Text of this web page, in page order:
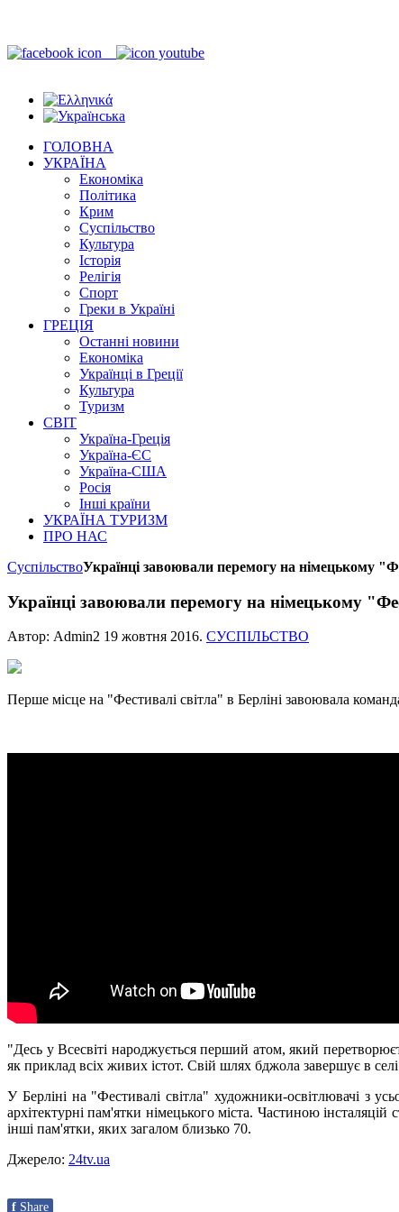
ГОЛОВНА
УКРАЇНА
Економіка
Політика
Крим
Суспільство
Культура
Історія
Релігія
Спорт
Греки в Україні
ГРЕЦІЯ
Останні новини
Економіка
Українці в Греції
Культура
Туризм
СВІТ
Україна-Греція
Україна-ЄС
Україна-США
Росія
Інші країни
УКРАЇНА ТУРИЗМ
ПРО НАС
СуспільствоУкраїнці завоювали перемогу на німецькому
Українці завоювали перемогу на німецькому
Автор: Admin2 19 жовтня 2016. СУСПІЛЬСТВО
Перше місце на "Фестивалі світла" в Берліні завоювала
"Десь у Всесвіті народжується перший атом, який
як приклад всіх живих істот. Свій шлях бджола завершує в
У Берліні на "Фестивалі світла" художники-освітлювачі з
архітектурні пам'ятки німецького міста. Частиною
інші пам'ятки, яких загалом близько 70.
Джерело: 24tv.ua
f Share